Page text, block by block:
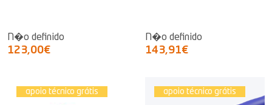
N�o definido
123,00€
N�o definido
143,91€
apoio técnico grátis apoio técnico grátis